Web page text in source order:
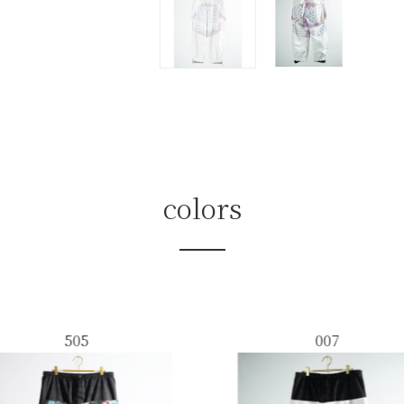
colors
505 007